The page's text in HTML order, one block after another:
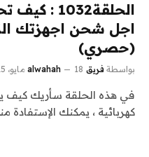
اجل شحن اجهزتك
(حصري)
بواسطة فريق alwahah 18 مايو، 2015
في هذه الحلقة سأريك كيف
كهربائية ، يمكنك الإستفادة